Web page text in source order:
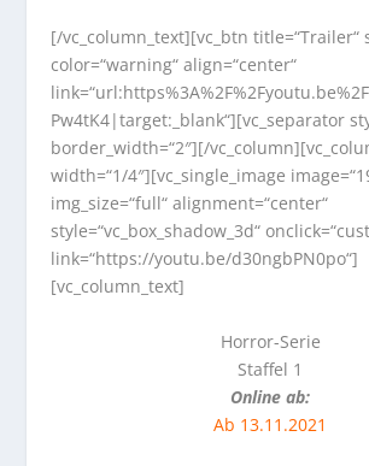
[/vc_column_text][vc_btn title=“Trailer“
color=“warning“ align=“center“
Pw4tK4|target:_blank“][vc_separator
border_width=“2″][/
width=“1/4″][vc_single_image
img_size=“full“ alignment=“center“
style=“vc_box_shadow_3d“
link=“https://youtu.be/d30ngbPN0po“]
[vc_column_text]
Horror-Serie
Staffel 1
Online ab:
Ab 13.11.2021